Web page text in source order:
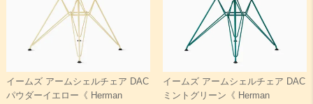
イームズ アームシェルチェア DAC
パウダーイエロー《 Herman
イームズ アームシェルチェア DAC
ミントグリーン《 Herman